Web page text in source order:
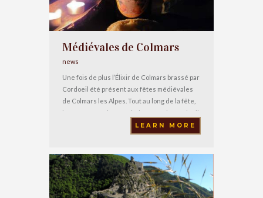
Médiévales de Colmars
news
Une fois de plus l’Élixir de Colmars brassé par
Cordoeil été présent aux fêtes médiévales
de Colmars les Alpes. Tout au long de la fête,
la Taverne Panisso a fait déguster la Cordoeil,
merci à eux ! Le samedi soir, vous pouviez en
boire au banquet. Avec la musique et les
LEARN MORE